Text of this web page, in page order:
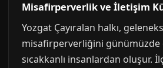
Misafirperverlik ve İletişim
Yozgat Çayıralan halkı,
misafirperverliğini günümüzde
sıcakkanlı insanlardan oluşur.